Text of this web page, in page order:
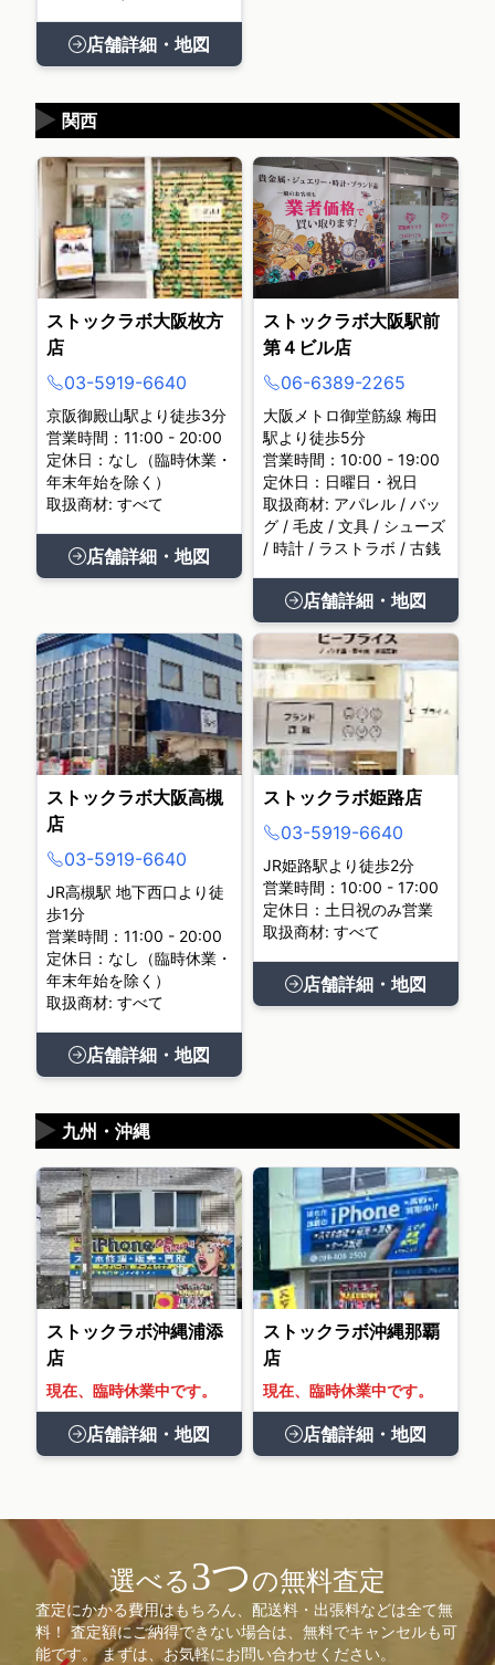
店舗詳細・地図
関西
▶
ストックラボ大阪枚方
店
03-5919-6640
京阪御殿山駅より徒歩3分
営業時間：11:00 - 20:00
定休日：なし（臨時休業・
年末年始を除く）
取扱商材: すべて
店舗詳細・地図
ストックラボ大阪駅前
第４ビル店
06-6389-2265
大阪メトロ御堂筋線 梅田
駅より徒歩5分
営業時間：10:00 - 19:00
定休日：日曜日・祝日
取扱商材: アパレル / バッ
グ / 毛皮 / 文具 / シューズ
/ 時計 / ラストラボ / 古銭
店舗詳細・地図
ストックラボ大阪高槻
店
03-5919-6640
JR高槻駅 地下西口より徒
歩1分
営業時間：11:00 - 20:00
定休日：なし（臨時休業・
年末年始を除く）
取扱商材: すべて
店舗詳細・地図
ストックラボ姫路店
03-5919-6640
JR姫路駅より徒歩2分
営業時間：10:00 - 17:00
定休日：土日祝のみ営業
取扱商材: すべて
店舗詳細・地図
九州・沖縄
▶
ストックラボ沖縄浦添
店
現在、臨時休業中です。
店舗詳細・地図
ストックラボ沖縄那覇
店
現在、臨時休業中です。
店舗詳細・地図
選べる3つの無料査定
査定にかかる費用はもちろん、配送料・出張料などは全て無
料！ 査定額にご納得できない場合は、無料でキャンセルも可
能です。 まずは、お気軽にお問い合わせください。